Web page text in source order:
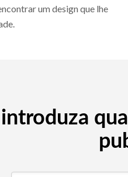
um design que lhe